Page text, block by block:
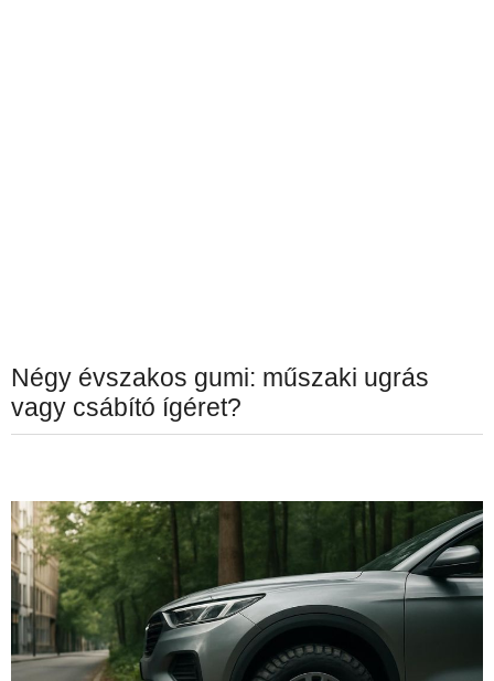
Négy évszakos gumi: műszaki ugrás
vagy csábító ígéret?